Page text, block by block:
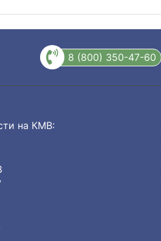
8 (800) 350-47-60
на КМВ: